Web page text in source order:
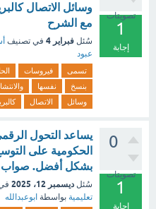
تصويتات
1
إجابة
وسائل الاتصال
مع الشرح
سُئل فبراير 4 في تصنيف
عبود
تسمى فيروسات
بنسخ
نفسها
وسائل
الاتصال
0
تصويتات
1
إجابة
يساعد التحول
الحكومية على
بشكل أفضل.
سُئل ديسمبر 12، 2025
تعليمية بواسطة ابوعبدالله